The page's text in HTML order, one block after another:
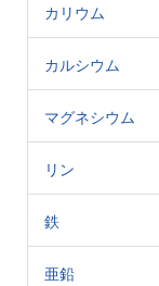
カリウム
カルシウム
マグネシウム
リン
鉄
亜鉛